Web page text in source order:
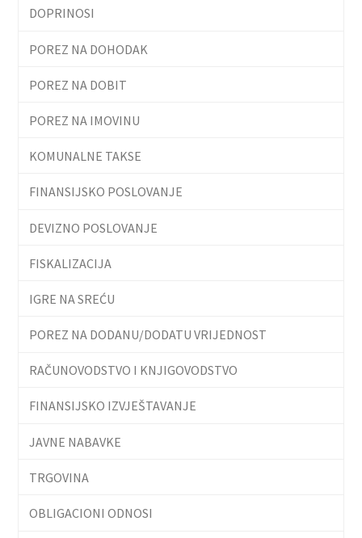
DOPRINOSI
POREZ NA DOHODAK
POREZ NA DOBIT
POREZ NA IMOVINU
KOMUNALNE TAKSE
FINANSIJSKO POSLOVANJE
DEVIZNO POSLOVANJE
FISKALIZACIJA
IGRE NA SREĆU
POREZ NA DODANU/DODATU VRIJEDNOST
RAČUNOVODSTVO I KNJIGOVODSTVO
FINANSIJSKO IZVJEŠTAVANJE
JAVNE NABAVKE
TRGOVINA
OBLIGACIONI ODNOSI